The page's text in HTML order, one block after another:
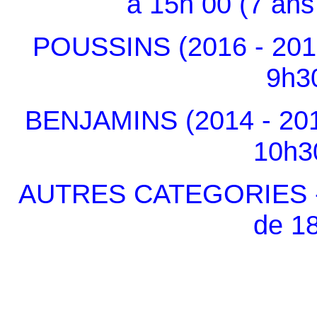
POUSSINS (2016 -
BENJAMINS (2014 -
AUTRES
de